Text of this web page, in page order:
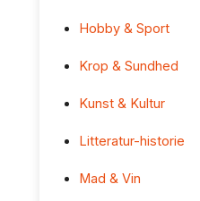
Hobby & Sport
Krop & Sundhed
Kunst & Kultur
Litteratur-historie
Mad & Vin